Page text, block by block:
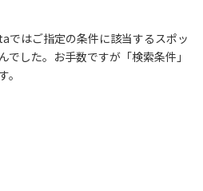
ではご指定の条件に該当するスポッ
でした。お手数ですが「検索条件」